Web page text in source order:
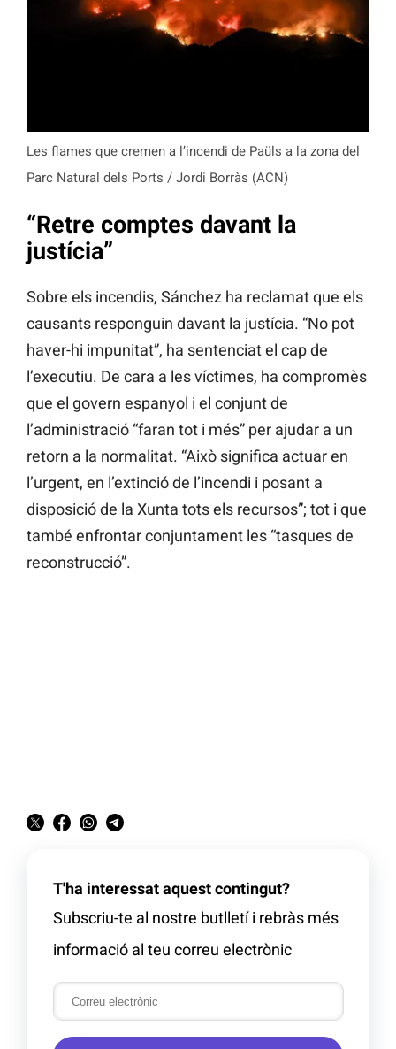
Les flames que cremen a l’incendi de Paüls a la zona del
Parc Natural dels Ports / Jordi Borràs (ACN)
“Retre comptes davant la
justícia”
Sobre els incendis, Sánchez ha reclamat que els
causants responguin davant la justícia. “No pot
haver-hi impunitat”, ha sentenciat el cap de
l’executiu. De cara a les víctimes, ha compromès
que el govern espanyol i el conjunt de
l’administració “faran tot i més” per ajudar a un
retorn a la normalitat. “Això significa actuar en
l’urgent, en l’extinció de l’incendi i posant a
disposició de la Xunta tots els recursos”; tot i que
també enfrontar conjuntament les “tasques de
reconstrucció”.
T'ha interessat aquest contingut?
Subscriu-te al nostre butlletí i rebràs més
informació al teu correu electrònic